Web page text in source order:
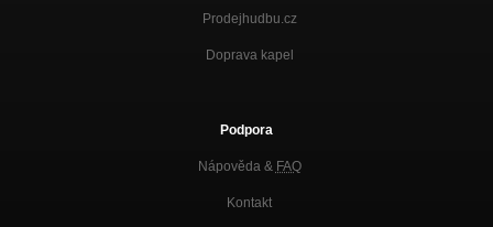
Prodejhudbu.cz
Doprava kapel
Podpora
Nápověda & FAQ
Kontakt